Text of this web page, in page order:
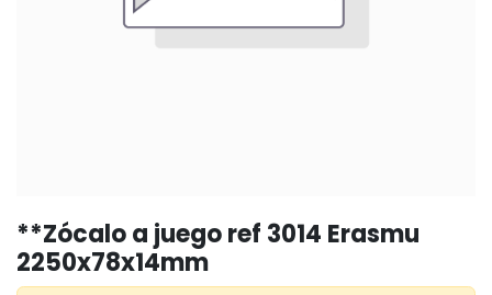
**Zócalo a juego ref 3014 Erasmu
2250x78x14mm